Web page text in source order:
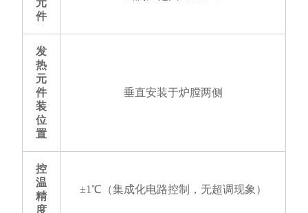
元
件
发
热
元
件
装
位
置
垂直安装于炉膛两侧
控
温
精
度
±1℃（集成化电路控制，无超调现象）